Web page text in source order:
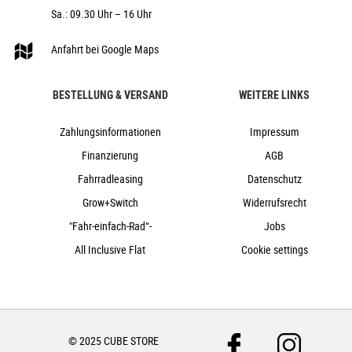
ACID Mudguard Rear Light PRO-E, 12V, DC
ACID 65 Integrated Carrier 3.0
Adapter Compatible
blue´n´black
Cube
Cube
e-Bike, Trekking, Trekkingbike
Trapez
Sa.: 09.30 Uhr – 16 Uhr
Anfahrt bei Google Maps
BESTELLUNG & VERSAND
Zahlungsinformationen
Finanzierung
Fahrradleasing
Grow+Switch
"Fahr-einfach-Rad“-
All Inclusive Flat
WEITERE LINKS
Impressum
AGB
Datenschutz
Widerrufsrecht
Jobs
Cookie settings
© 2025 CUBE STORE